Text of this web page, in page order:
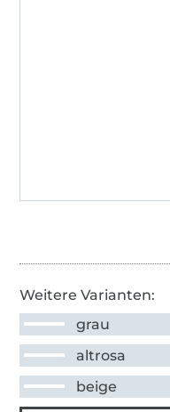
Weitere Varianten:
grau
altrosa
beige